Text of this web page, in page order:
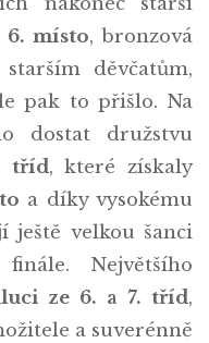
6. místo, bronzová
děvčatům,
pak to přišlo. Na
dostat družstvu
tříd, které získaly
a díky vysokému
ještě velkou šanci
Největšího
ze 6. a 7. tříd,
a suverénně